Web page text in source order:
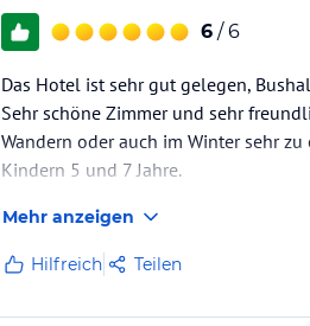
6 / 6
Das Hotel ist sehr gut gelegen,
Sehr schöne Zimmer und sehr
Wandern oder auch im Winter sehr
Kindern 5 und 7 Jahre.
Den Wellnessbereich mit dem Pool
Mehr anzeigen
Hilfreich Teilen